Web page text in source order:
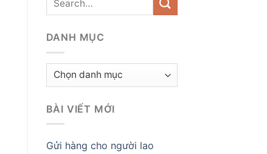
DANH MỤC
Danh
BÀI VIẾT MỚI
Gửi hàng cho người lao